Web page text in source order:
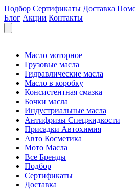
Подбор Сертификаты Доставка
Блог Акции Контакты
Масло моторное
Грузовые масла
Гидравлические масла
Масло в коробку
Консистентная смазка
Бочки масла
Индустриальные масла
Антифризы Спецжидкости
Присадки Автохимия
Авто Косметика
Мото Масла
Все Бренды
Подбор
Сертификаты
Доставка